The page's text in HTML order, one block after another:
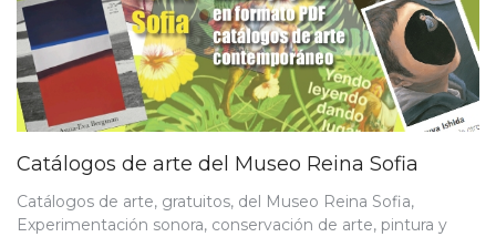
Catálogos de arte del Museo Reina Sofia
Catálogos de arte, gratuitos, del Museo Reina Sofia,
Experimentación sonora, conservación de arte, pintura y